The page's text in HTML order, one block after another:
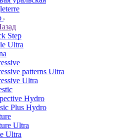
Step
Ultra
patterns Ultra
Ultra
Hydro
Plus Hydro
Ultra
Ultra